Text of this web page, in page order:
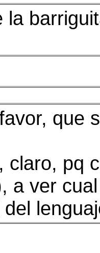
la
que
claro, pq
a ver